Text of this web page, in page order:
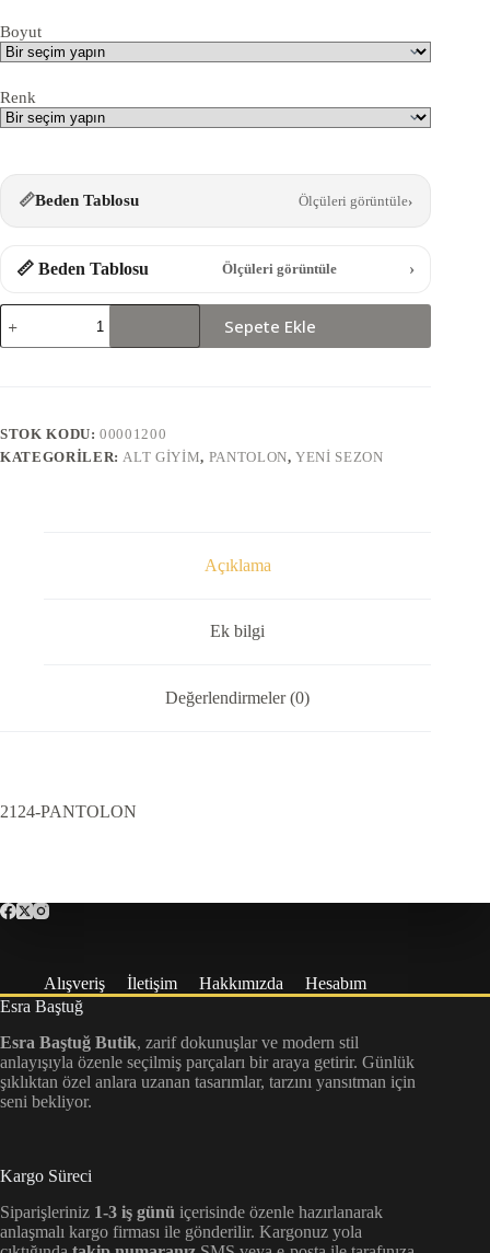
Boyut
Renk
📏Beden Tablosu Ölçüleri görüntüle›
📏 Beden Tablosu Ölçüleri görüntüle ›
2124-
PANTOLON
adet
Sepete Ekle
STOK KODU:00001200
KATEGORILER:ALT GIYIM, PANTOLON,YENI SEZON
Açıklama
Ek bilgi
Değerlendirmeler (0)
2124-PANTOLON
Alışveriş İletişim Hakkımızda
Hesabım
Esra Baştuğ
Esra Baştuğ Butik, zarif dokunuşlar ve modern stil
anlayışıyla özenle seçilmiş parçaları bir araya getirir. Günlük
şıklıktan özel anlara uzanan tasarımlar, tarzını yansıtman için
seni bekliyor.
Kargo Süreci
Siparişleriniz 1-3 iş günü içerisinde özenle hazırlanarak
anlaşmalı kargo firması ile gönderilir. Kargonuz yola